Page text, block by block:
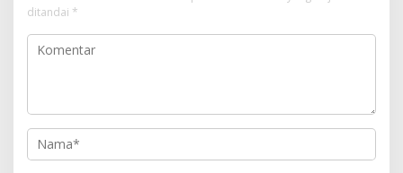
ditandai *